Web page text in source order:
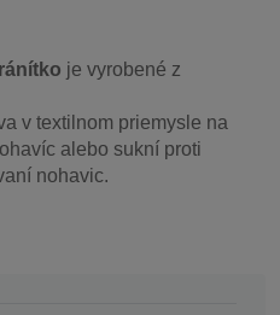
je vyrobené z
v textilnom priemysle na
alebo sukní proti
nohavic.